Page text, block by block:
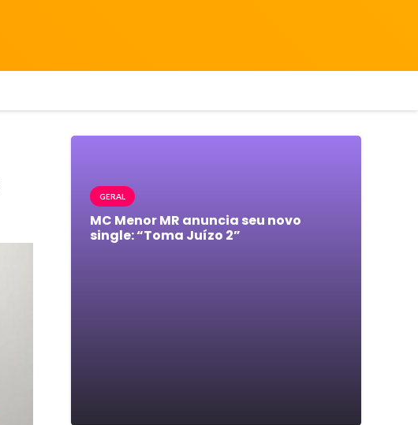
GERAL
MC Menor MR anuncia seu novo
single: “Toma Juízo 2”